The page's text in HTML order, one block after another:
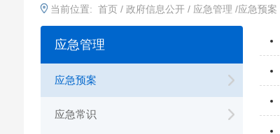
当前位置: 首页 / 政府信息公开 / 应急管理 /应急预案
应急管理
应急预案
应急常识